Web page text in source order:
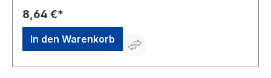
8,64 €*
In den Warenkorb